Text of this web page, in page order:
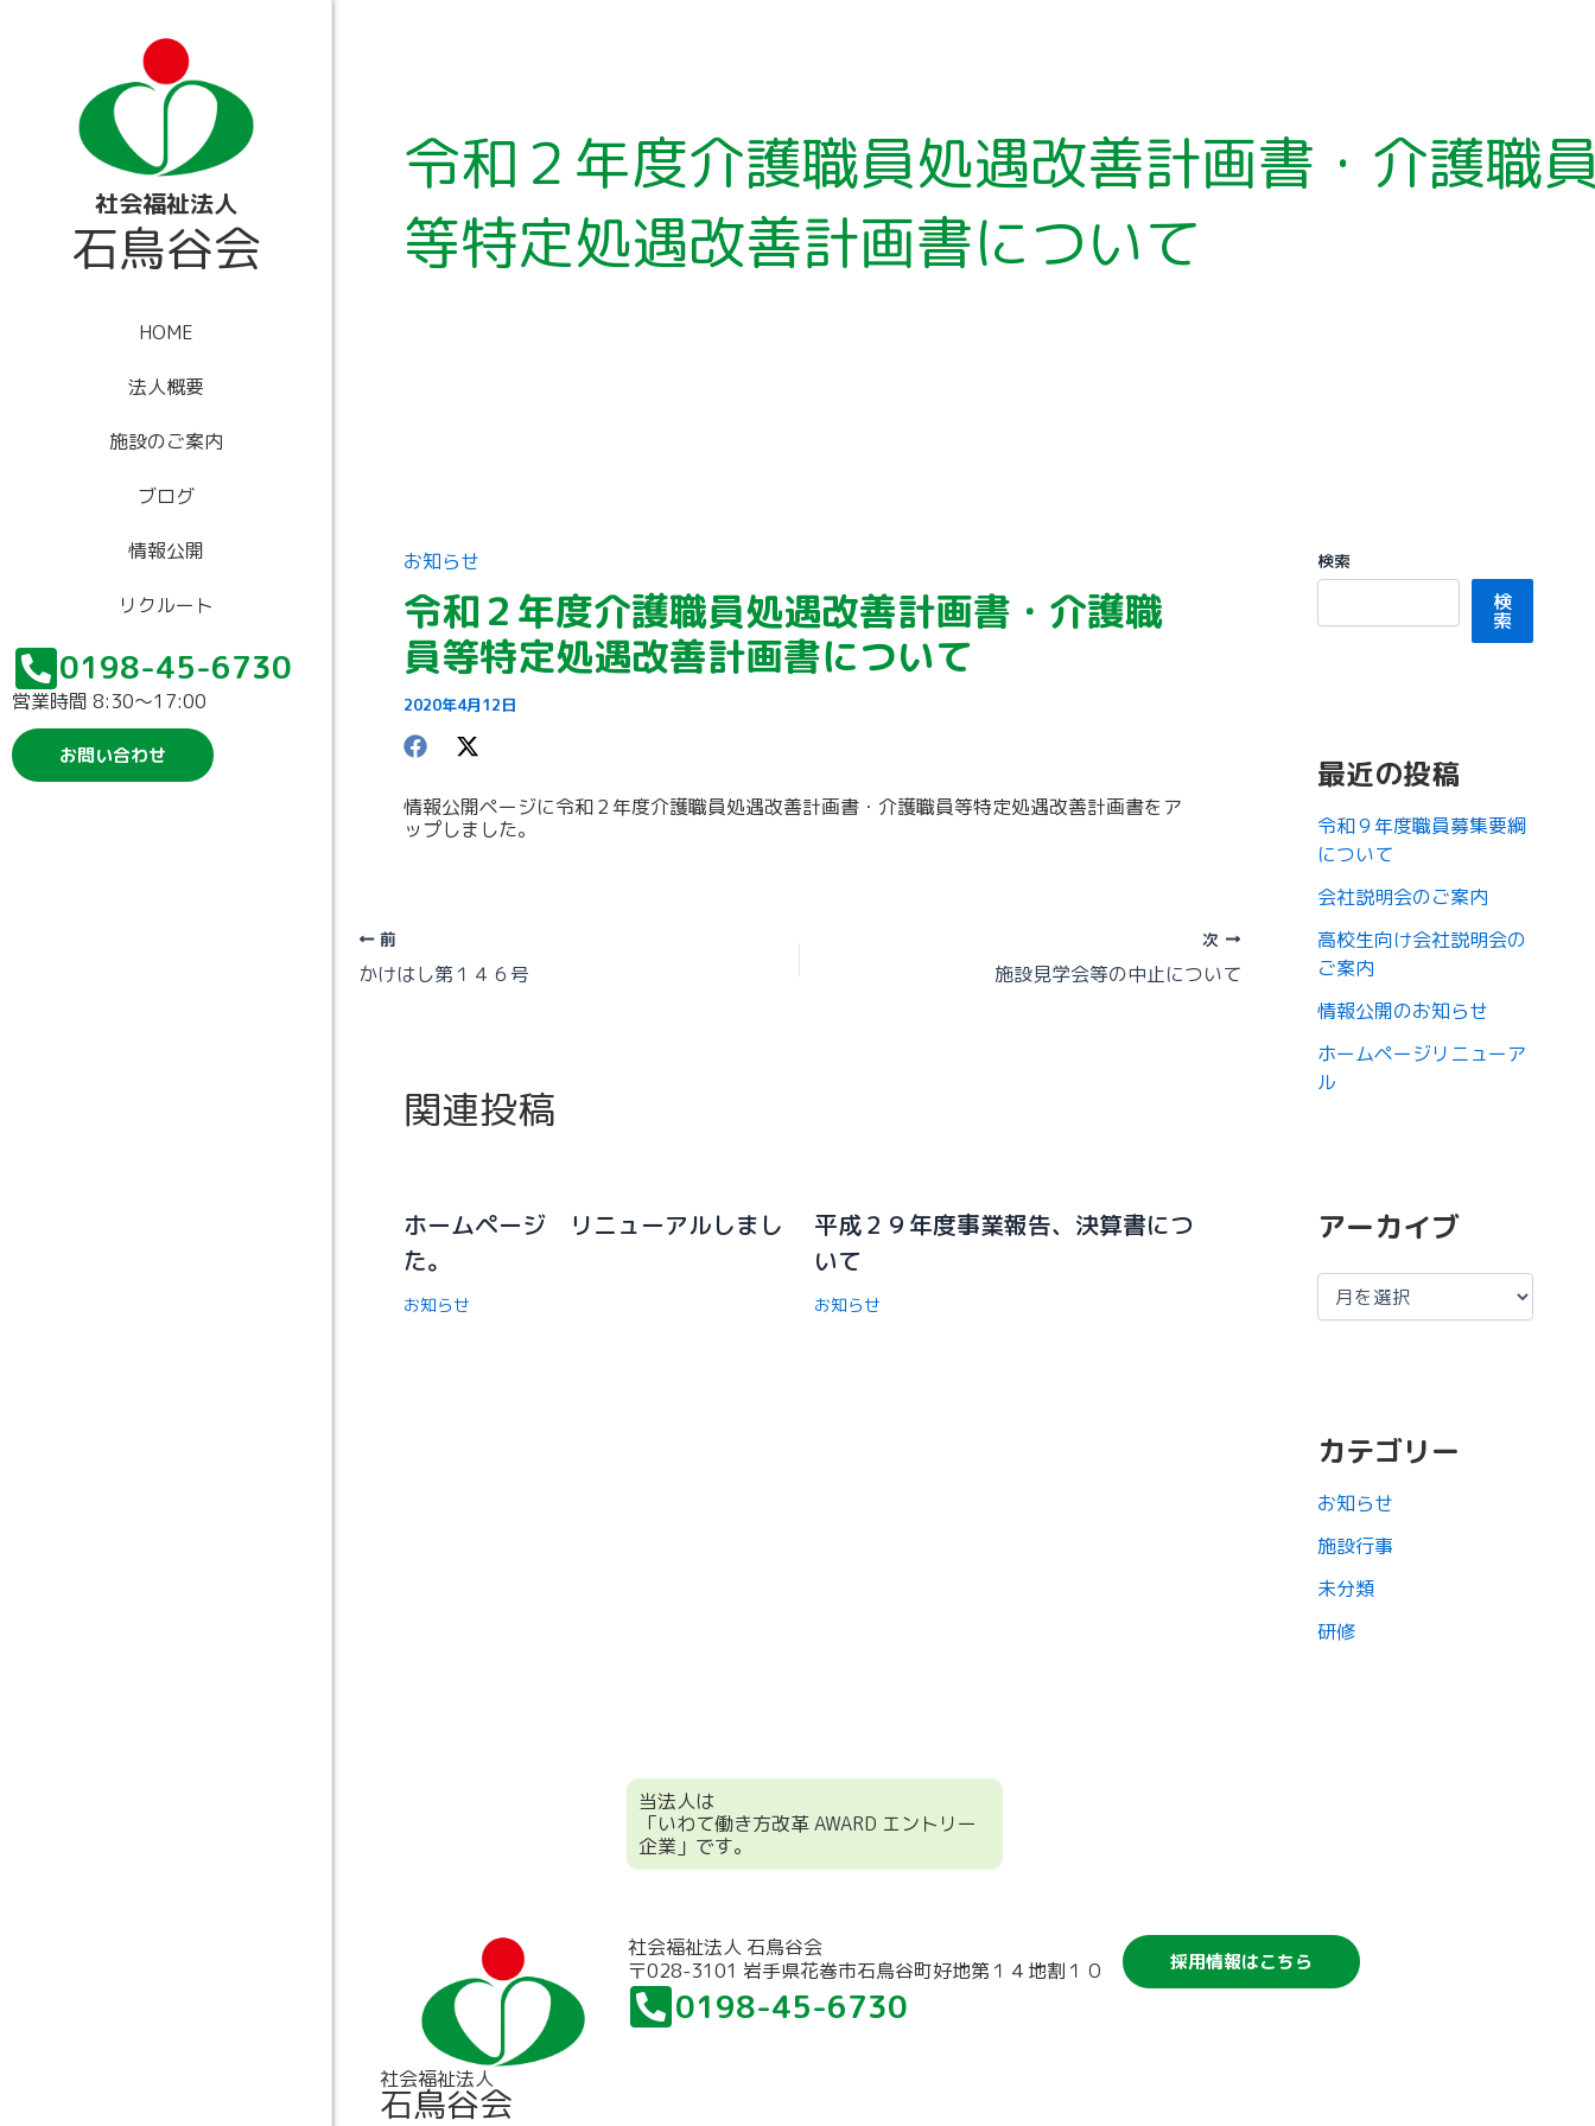
社会福祉法人
石鳥谷会
HOME
法人概要
施設のご案内
ブログ
情報公開
リクルート
0198-45-6730
営業時間 8:30〜17:00
お問い合わせ
令和２年度介護職員処遇改善計画書・介護職
等特定処遇改善計画書について
お知らせ
令和２年度介護職員処遇改善計画書・介護職
員等特定処遇改善計画書について
2020年4月12日
情報公開ページに令和２年度介護職員処遇改善計画書・介護職員等特定処遇改善計画書をア
ップしました。
前
かけはし第１４６号
次
施設見学会等の中止について
関連投稿
ホームページ リニューアルしまし
た。
お知らせ
平成２９年度事業報告、決算書につ
いて
お知らせ
検索
検
索
最近の投稿
令和９年度職員募集要綱
について
会社説明会のご案内
高校生向け会社説明会の
ご案内
情報公開のお知らせ
ホームページリニューア
ル
アーカイブ
カテゴリー
お知らせ
施設行事
未分類
研修
当法人は
「いわて働き方改革 AWARD エントリー
企業」です。
社会福祉法人
石鳥谷会
社会福祉法人 石鳥谷会
〒028-3101 岩手県花巻市石鳥谷町好地第１４地割１０
0198-45-6730
採用情報はこちら